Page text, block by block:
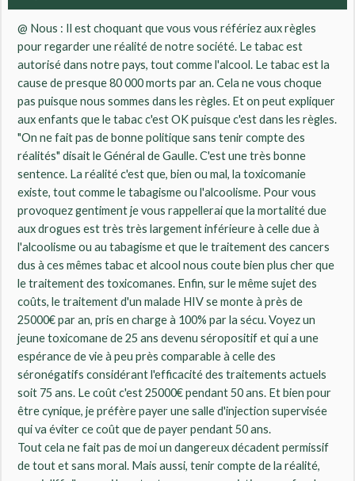
@ Nous : Il est choquant que vous vous référiez aux règles
pour regarder une réalité de notre société. Le tabac est
autorisé dans notre pays, tout comme l'alcool. Le tabac est la
cause de presque 80 000 morts par an. Cela ne vous choque
pas puisque nous sommes dans les règles. Et on peut expliquer
aux enfants que le tabac c'est OK puisque c'est dans les règles.
"On ne fait pas de bonne politique sans tenir compte des
réalités" disait le Général de Gaulle. C'est une très bonne
sentence. La réalité c'est que, bien ou mal, la toxicomanie
existe, tout comme le tabagisme ou l'alcoolisme. Pour vous
provoquez gentiment je vous rappellerai que la mortalité due
aux drogues est très très largement inférieure à celle due à
l'alcoolisme ou au tabagisme et que le traitement des cancers
dus à ces mêmes tabac et alcool nous coute bien plus cher que
le traitement des toxicomanes. Enfin, sur le même sujet des
coûts, le traitement d'un malade HIV se monte à près de
25000€ par an, pris en charge à 100% par la sécu. Voyez un
jeune toxicomane de 25 ans devenu séropositif et qui a une
espérance de vie à peu près comparable à celle des
séronégatifs considérant l'efficacité des traitements actuels
soit 75 ans. Le coût c'est 25000€ pendant 50 ans. Et bien pour
être cynique, je préfère payer une salle d'injection supervisée
qui va éviter ce coût que de payer pendant 50 ans.
Tout cela ne fait pas de moi un dangereux décadent permissif
de tout et sans moral. Mais aussi, tenir compte de la réalité,